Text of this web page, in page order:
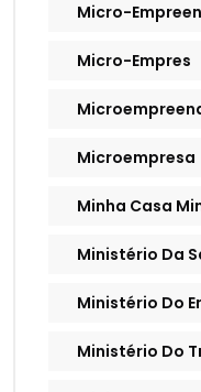
Micro-
Micro-Empres
Microempresa
Minha Casa
Ministério Da
Ministério Do
Ministério Do